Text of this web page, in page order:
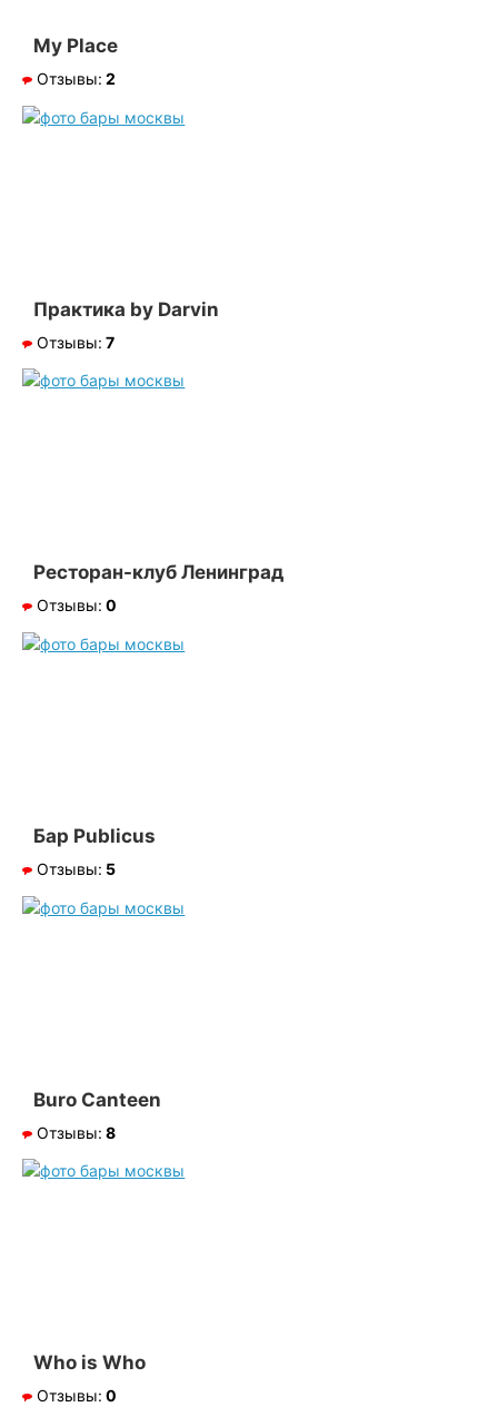
My Place
Отзывы: 2
Практика by Darvin
Отзывы: 7
Ресторан-клуб Ленинград
Отзывы: 0
Бар Publicus
Отзывы: 5
Buro Canteen
Отзывы: 8
Who is Who
Отзывы: 0